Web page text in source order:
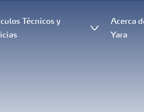
Técnicos y
Acerca
Yara